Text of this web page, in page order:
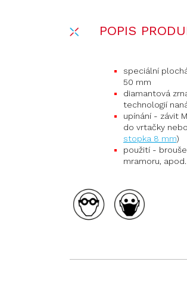
POPIS
speciální
50 mm
diamantová
technologií
upínání - závit
do vrtačky
stopka 8 mm)
použití -
mramoru, apod.